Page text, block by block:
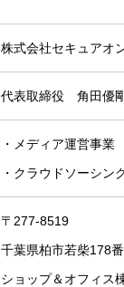
株式会社セキュアオ
代表取締役 角田優剛
・メディア運営事業
・クラウドソーシン
〒277-8519
千葉県柏市若柴178
ショップ＆オフィス